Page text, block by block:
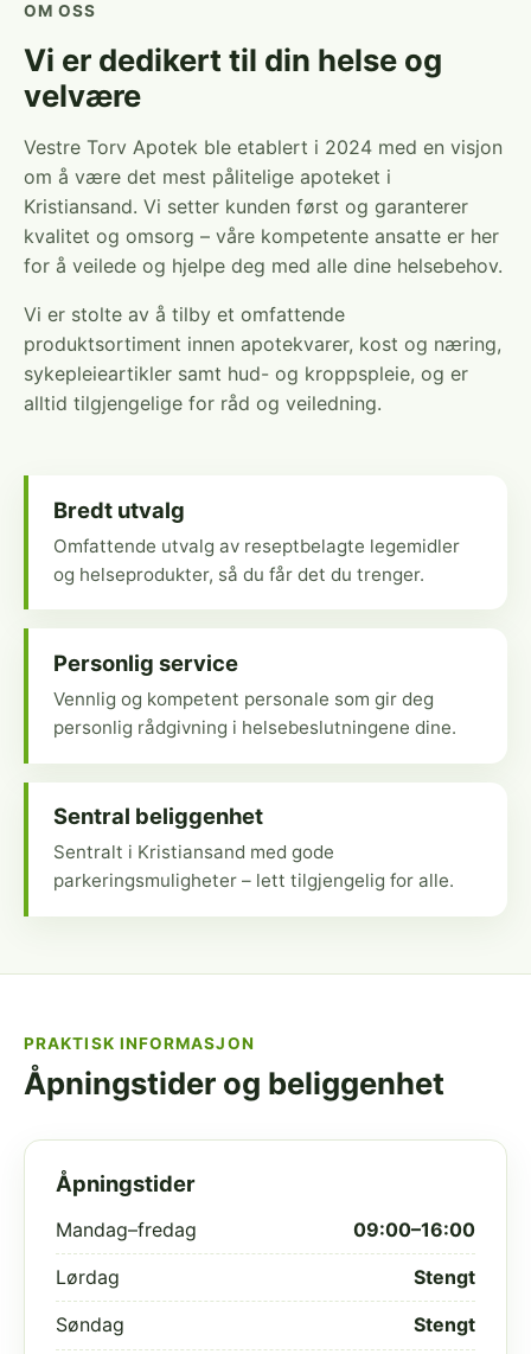
OM OSS
Vi er dedikert til din helse og
velvære
Vestre Torv Apotek ble etablert i 2024 med en visjon
om å være det mest pålitelige apoteket i
Kristiansand. Vi setter kunden først og garanterer
kvalitet og omsorg – våre kompetente ansatte er her
for å veilede og hjelpe deg med alle dine helsebehov.
Vi er stolte av å tilby et omfattende
produktsortiment innen apotekvarer, kost og næring,
sykepleieartikler samt hud- og kroppspleie, og er
alltid tilgjengelige for råd og veiledning.
Bredt utvalg
Omfattende utvalg av reseptbelagte legemidler
og helseprodukter, så du får det du trenger.
Personlig service
Vennlig og kompetent personale som gir deg
personlig rådgivning i helsebeslutningene dine.
Sentral beliggenhet
Sentralt i Kristiansand med gode
parkeringsmuligheter – lett tilgjengelig for alle.
PRAKTISK INFORMASJON
Åpningstider og beliggenhet
Åpningstider
Mandag–fredag 09:00–16:00
Lørdag Stengt
Søndag Stengt